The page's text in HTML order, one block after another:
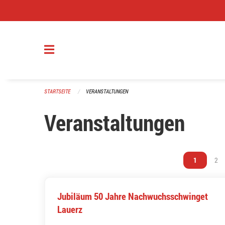
STARTSEITE VERANSTALTUNGEN
Veranstaltungen
Vous êtes
1 2
Jubiläum 50 Jahre Nachwuchsschwinget
Lauerz